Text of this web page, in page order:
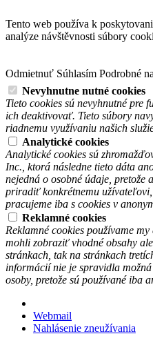
Tento web používa k
analýze návštěvnosti súbory
Odmietnuť Súhlasím Podrobné
Nevyhnutne nutné cookies
Tieto cookies sú nevyhnutné pre
ich deaktivovať. Tieto súbory
riadnemu využívaniu našich
Analytické cookies
Analytické cookies sú
Inc., ktorá následne tieto dáta
nejedná o osobné údaje, pretože
priradiť konkrétnemu
pracujeme iba s cookies v
Reklamné cookies
Reklamné cookies používame
mohli zobraziť vhodné obsahy
stránkach, tak na stránkach
informácií nie je spravidla
osoby, pretože sú používané iba
Webmail
Nahlásenie zneužívania